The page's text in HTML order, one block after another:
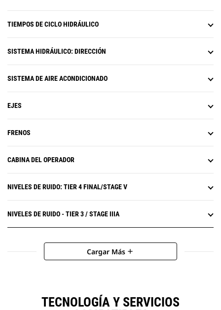
TIEMPOS DE CICLO HIDRÁULICO
SISTEMA HIDRÁULICO: DIRECCIÓN
SISTEMA DE AIRE ACONDICIONADO
EJES
FRENOS
CABINA DEL OPERADOR
NIVELES DE RUIDO: TIER 4 FINAL/STAGE V
NIVELES DE RUIDO - TIER 3 / STAGE IIIA
Cargar Más add
TECNOLOGÍA Y SERVICIOS